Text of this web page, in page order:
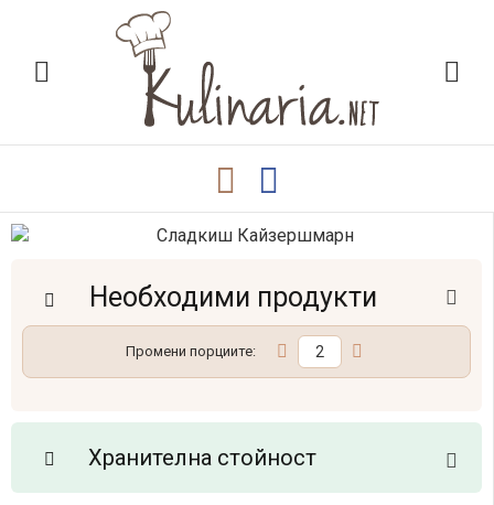
Необходими продукти
Промени порциите:
Хранителна стойност